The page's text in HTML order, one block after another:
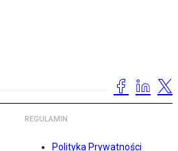
REGULAMIN
Polityka Prywatności